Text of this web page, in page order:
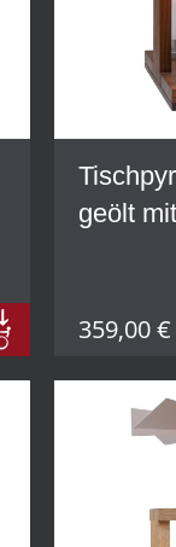
geölt
359,00 €